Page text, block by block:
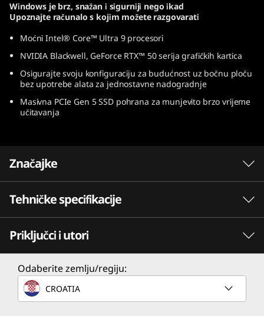
G
e
n
1
Windows je brz, snažan i sigurniji nego ikad
Upoznajte računalo s kojim možete razgovarati
Moćni Intel® Core™ Ultra 9 procesori
NVIDIA Blackwell, GeForce RTX™ 50 serija grafičkih kartica
Osigurajte svoju konfiguraciju za budućnost uz bočnu ploču
bez upotrebe alata za jednostavne nadogradnje
Masivna PCIe Gen 5 SSD pohrana za munjevito brzo vrijeme
učitavanja
Značajke
INTEL® CORE™ ULTRA (SERIJA 2) PROCESORI
ZA STOLNA RAČUNALA
Igrajte bez
kompromisa
Bezbrižno igrajte i streamajte. Intel® Core™
Ultra (serija 2) procesori i ugrađena Intel®
Tehničke specifikacije
Performanse
Procesor
Intel® Core™ Ultra 9 285K 125 W 24C (8+16) 24T 36M
Intel® Core™ Ultra 7 265K/K 125 W 20C (8+12) 20T 30M
Priključci i utori
Odaberite zemlju/regiju:
CROATIA